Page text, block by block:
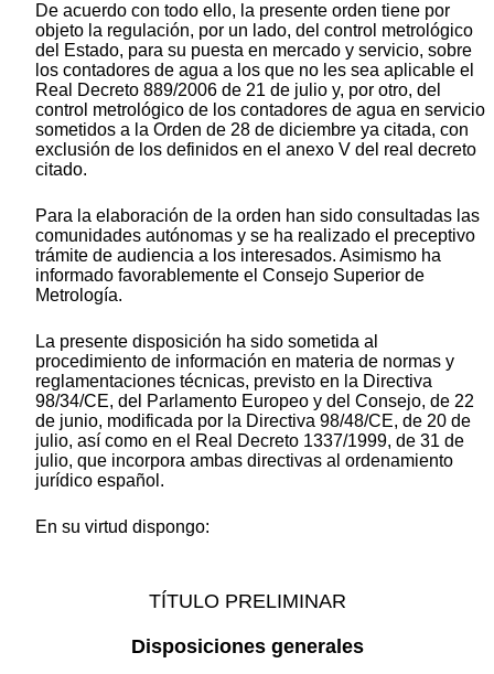
De acuerdo con todo ello, la presente orden tiene por
objeto la regulación, por un lado, del control metrológico
del Estado, para su puesta en mercado y servicio, sobre
los contadores de agua a los que no les sea aplicable el
Real Decreto 889/2006 de 21 de julio y, por otro, del
control metrológico de los contadores de agua en servicio
sometidos a la Orden de 28 de diciembre ya citada, con
exclusión de los definidos en el anexo V del real decreto
citado.
Para la elaboración de la orden han sido consultadas las
comunidades autónomas y se ha realizado el preceptivo
trámite de audiencia a los interesados. Asimismo ha
informado favorablemente el Consejo Superior de
Metrología.
La presente disposición ha sido sometida al
procedimiento de información en materia de normas y
reglamentaciones técnicas, previsto en la Directiva
98/34/CE, del Parlamento Europeo y del Consejo, de 22
de junio, modificada por la Directiva 98/48/CE, de 20 de
julio, así como en el Real Decreto 1337/1999, de 31 de
julio, que incorpora ambas directivas al ordenamiento
jurídico español.
En su virtud dispongo:
TÍTULO PRELIMINAR
Disposiciones generales